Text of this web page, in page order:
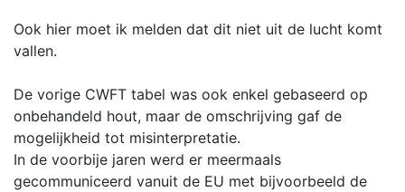
Ook hier moet ik melden dat dit niet uit de lucht komt
vallen.
De vorige CWFT tabel was ook enkel gebaseerd op
onbehandeld hout, maar de omschrijving gaf de
mogelijkheid tot misinterpretatie.
In de voorbije jaren werd er meermaals
gecommuniceerd vanuit de EU met bijvoorbeeld de